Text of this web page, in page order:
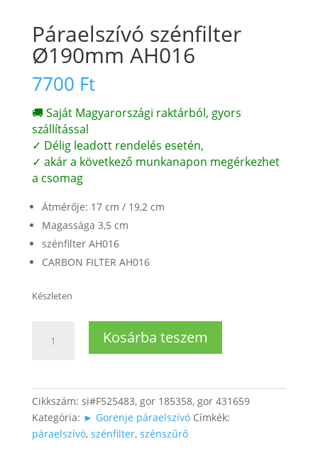
Páraelszívó szénfilter
Ø190mm AH016
7700 Ft
🚚 Saját Magyarországi raktárból, gyors
szállítással
✓ Délig leadott rendelés esetén,
✓ akár a következő munkanapon megérkezhet
a csomag
Átmérője: 17 cm / 19,2 cm
Magassága 3,5 cm
szénfilter AH016
CARBON FILTER AH016
Készleten
szénfilter
mennyiség
Kosárba teszem
Cikkszám: si#F525483, gor 185358, gor 431659
Kategória: ► Gorenje páraelszívó Címkék:
páraelszívó, szénfilter, szénszűrő